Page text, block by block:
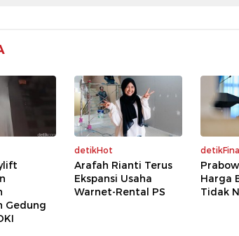
Gedung
detikHot
Arafah Rianti Terus
Ekspansi Usaha
Warnet-Rental PS
Harga
Tidak